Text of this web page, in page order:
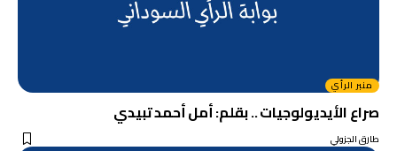
منبر الرأي
صراع الأيديولوجيات .. بقلم: أمل أحمد تبيدي
طارق الجزولي